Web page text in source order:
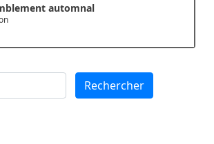
automnal
Rechercher